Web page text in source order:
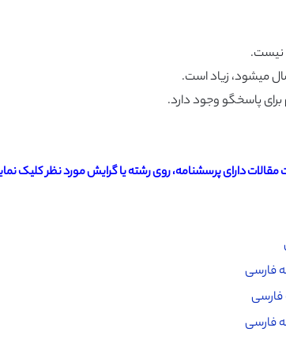
دارای پرسشنامه، روی رشته یا گرایش مورد نظر کلیک
فارسی
فارسی
فارسی